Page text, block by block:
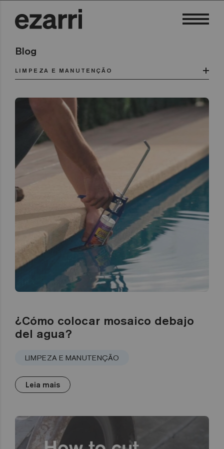
Blog
LIMPEZA E MANUTENÇÃO
¿Cómo colocar mosaico debajo
del agua?
LIMPEZA E MANUTENÇÃO
Leia mais